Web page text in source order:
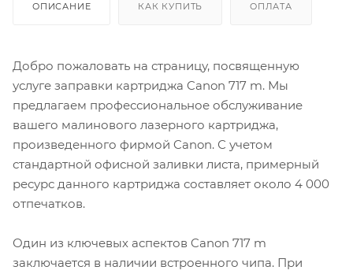
ОПИСАНИЕ КАК КУПИТЬ ОПЛАТА
Добро пожаловать на страницу, посвященную
услуге заправки картриджа Canon 717 m. Мы
предлагаем профессиональное обслуживание
вашего малинового лазерного картриджа,
произведенного фирмой Canon. С учетом
стандартной офисной заливки листа, примерный
ресурс данного картриджа составляет около 4 000
отпечатков.
Один из ключевых аспектов Canon 717 m
заключается в наличии встроенного чипа. При